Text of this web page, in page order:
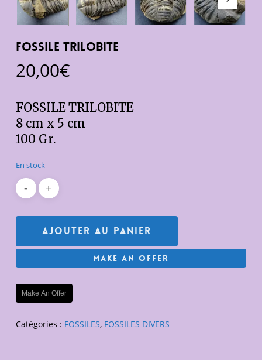
FOSSILE TRILOBITE
20,00€
FOSSILE TRILOBITE
8 cm x 5 cm
100 Gr.
En stock
Ajouter Au Panier
Make An Offer
Make An Offer
Catégories : FOSSILES, FOSSILES DIVERS